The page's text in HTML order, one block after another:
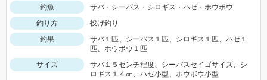
釣魚
サバ・シーバス・シロギス・ハゼ・ホウボウ
釣り方
投げ釣り
釣果
サバ１匹、シーバス１匹、シロギス１匹、ハゼ１
匹、ホウボウ１匹
サイズ
サバ１５センチ程度、シーバスセイゴサイズ、シ
ロギス１４㎝、ハゼ小型、ホウボウ小型